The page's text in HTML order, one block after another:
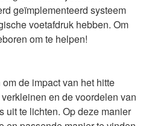
geïmplementeerd systeem
voetafdruk hebben. Om
om te helpen!
de impact van het hitte
en de voordelen van
uit te lichten. Op deze manier